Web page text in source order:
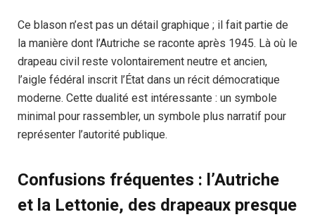
Ce blason n’est pas un détail graphique ; il fait partie de
la manière dont l’Autriche se raconte après 1945. Là où le
drapeau civil reste volontairement neutre et ancien,
l’aigle fédéral inscrit l’État dans un récit démocratique
moderne. Cette dualité est intéressante : un symbole
minimal pour rassembler, un symbole plus narratif pour
représenter l’autorité publique.
Confusions fréquentes : l’Autriche
et la Lettonie, des drapeaux presque